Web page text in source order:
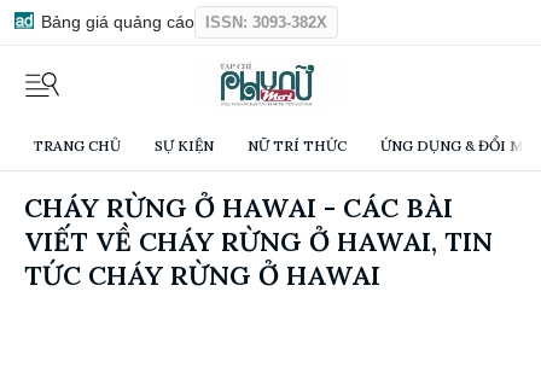
Bảng giá quảng cáo ISSN: 3093-382X
TRANG CHỦ SỰ KIỆN NỮ TRÍ THỨC ỨNG DỤNG & ĐỔI
CHÁY RỪNG Ở HAWAI - CÁC BÀI
VIẾT VỀ CHÁY RỪNG Ở HAWAI, TIN
TỨC CHÁY RỪNG Ở HAWAI